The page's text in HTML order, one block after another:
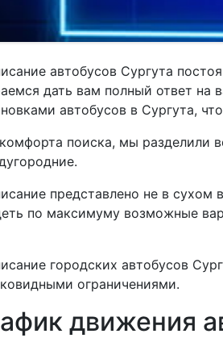
автобусов Сургута
дать вам полный ответ на
автобусов в Сургута,
поиска, мы разделили
представлено не в сухом
по максимуму возможные
городских автобусов
ограничениями.
движения